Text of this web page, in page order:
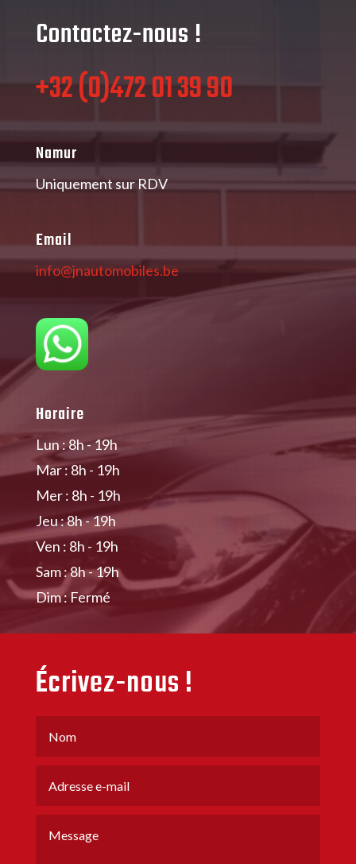
Contactez-nous !
+32 (0)472 01 39 90
Namur
Uniquement sur RDV
Email
info@jnautomobiles.be
Horaire
Lun : 8h - 19h
Mar : 8h - 19h
Mer : 8h - 19h
Jeu : 8h - 19h
Ven : 8h - 19h
Sam : 8h - 19h
Dim : Fermé
Écrivez-nous !